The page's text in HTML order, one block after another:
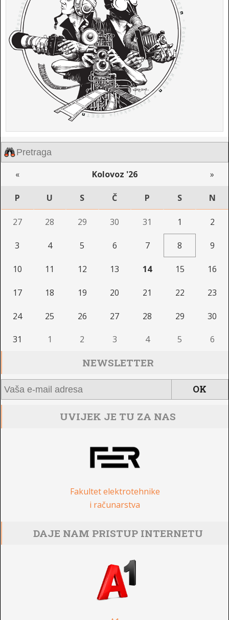
« Kolovoz '26 »
P U S Č P S N
27 28 29 30 31 1 2
3 4 5 6 7 8 9
10 11 12 13 14 15 16
17 18 19 20 21 22 23
24 25 26 27 28 29 30
31 1 2 3 4 5 6
NEWSLETTER
UVIJEK JE TU ZA NAS
Fakultet elektrotehnike
i računarstva
DAJE NAM PRISTUP INTERNETU